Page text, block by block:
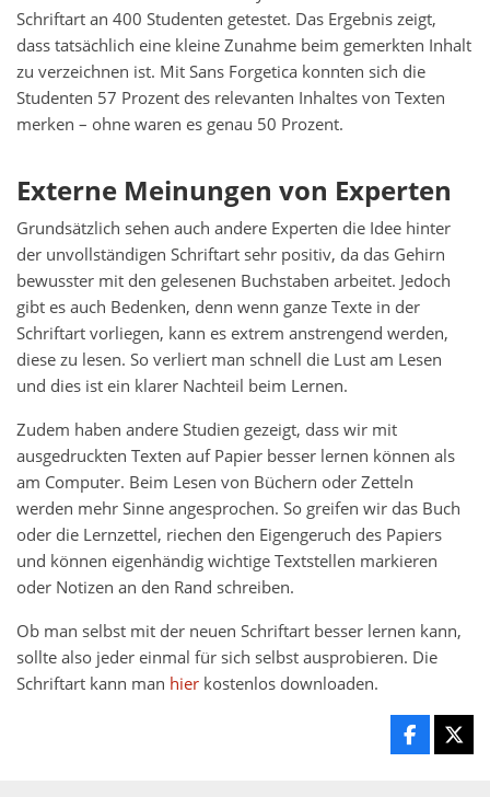
Schriftart an 400 Studenten getestet. Das Ergebnis zeigt,
dass tatsächlich eine kleine Zunahme beim gemerkten Inhalt
zu verzeichnen ist. Mit Sans Forgetica konnten sich die
Studenten 57 Prozent des relevanten Inhaltes von Texten
merken – ohne waren es genau 50 Prozent.
Externe Meinungen von Experten
Grundsätzlich sehen auch andere Experten die Idee hinter
der unvollständigen Schriftart sehr positiv, da das Gehirn
bewusster mit den gelesenen Buchstaben arbeitet. Jedoch
gibt es auch Bedenken, denn wenn ganze Texte in der
Schriftart vorliegen, kann es extrem anstrengend werden,
diese zu lesen. So verliert man schnell die Lust am Lesen
und dies ist ein klarer Nachteil beim Lernen.
Zudem haben andere Studien gezeigt, dass wir mit
ausgedruckten Texten auf Papier besser lernen können als
am Computer. Beim Lesen von Büchern oder Zetteln
werden mehr Sinne angesprochen. So greifen wir das Buch
oder die Lernzettel, riechen den Eigengeruch des Papiers
und können eigenhändig wichtige Textstellen markieren
oder Notizen an den Rand schreiben.
Ob man selbst mit der neuen Schriftart besser lernen kann,
sollte also jeder einmal für sich selbst ausprobieren. Die
Schriftart kann man hier kostenlos downloaden.